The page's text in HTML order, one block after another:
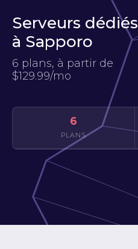
Serveurs dédiés
à Sapporo
6 plans, à partir de
$129.99/mo
6
PLANS